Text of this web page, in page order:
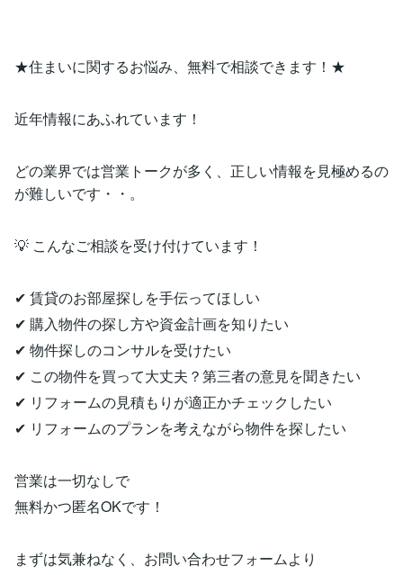
★住まいに関するお悩み、無料で相談できます！★
近年情報にあふれています！
どの業界では営業トークが多く、正しい情報を見極めるの
が難しいです・・。
💡 こんなご相談を受け付けています！
✔ 賃貸のお部屋探しを手伝ってほしい
✔ 購入物件の探し方や資金計画を知りたい
✔ 物件探しのコンサルを受けたい
✔ この物件を買って大丈夫？第三者の意見を聞きたい
✔ リフォームの見積もりが適正かチェックしたい
✔ リフォームのプランを考えながら物件を探したい
営業は一切なしで
無料かつ匿名OKです！
まずは気兼ねなく、お問い合わせフォームより